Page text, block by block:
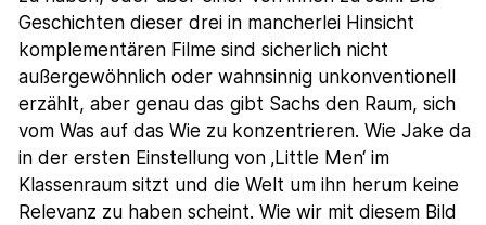
Geschichten dieser drei in mancherlei Hinsicht
komplementären Filme sind sicherlich nicht
außergewöhnlich oder wahnsinnig unkonventionell
erzählt, aber genau das gibt Sachs den Raum, sich
vom Was auf das Wie zu konzentrieren. Wie Jake da
in der ersten Einstellung von ‚Little Men‘ im
Klassenraum sitzt und die Welt um ihn herum keine
Relevanz zu haben scheint. Wie wir mit diesem Bild